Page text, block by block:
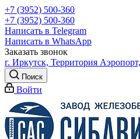
+7 (3952) 500-360
+7 (3952) 500-360
Написать в Telegram
Написать в WhatsApp
Заказать звонок
г. Иркутск, Территория
Поиск
Войти